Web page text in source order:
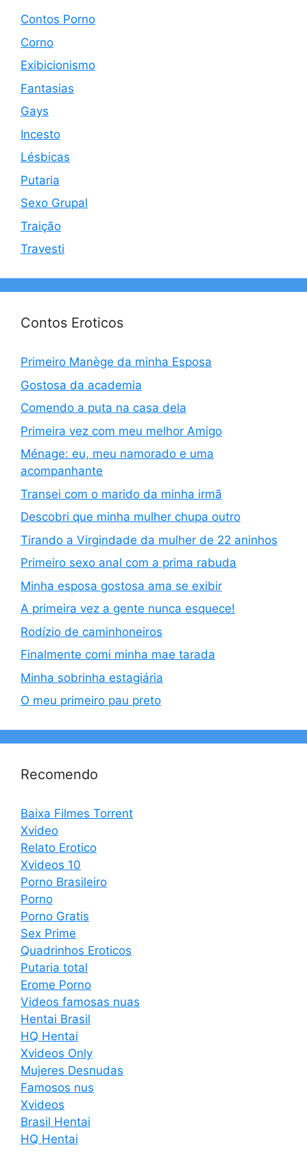
Contos Porno
Corno
Exibicionismo
Fantasias
Gays
Incesto
Lésbicas
Putaria
Sexo Grupal
Traição
Travesti
Contos Eroticos
Primeiro Manège da minha Esposa
Gostosa da academia
Comendo a puta na casa dela
Primeira vez com meu melhor Amigo
Ménage: eu, meu namorado e uma
acompanhante
Transei com o marido da minha irmã
Descobri que minha mulher chupa outro
Tirando a Virgindade da mulher de 22 aninhos
Primeiro sexo anal com a prima rabuda
Minha esposa gostosa ama se exibir
A primeira vez a gente nunca esquece!
Rodízio de caminhoneiros
Finalmente comi minha mae tarada
Minha sobrinha estagiária
O meu primeiro pau preto
Recomendo
Baixa Filmes Torrent
Xvideo
Relato Erotico
Xvideos 10
Porno Brasileiro
Porno
Porno Gratis
Sex Prime
Quadrinhos Eroticos
Putaria total
Erome Porno
Videos famosas nuas
Hentai Brasil
HQ Hentai
Xvideos Only
Mujeres Desnudas
Famosos nus
Xvideos
Brasil Hentai
HQ Hentai